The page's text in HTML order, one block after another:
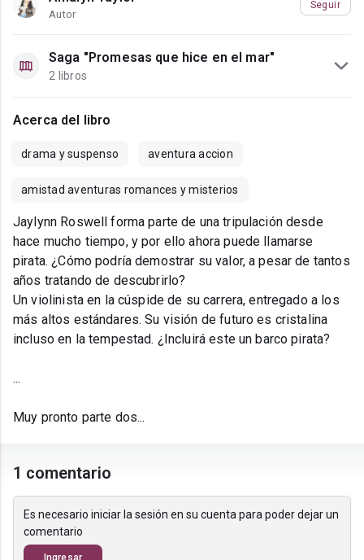
Autor
Seguir
Saga "Promesas que hice en el mar"
2 libros
Acerca del libro
drama y suspenso aventura accion
amistad aventuras romances y misterios
Jaylynn Roswell forma parte de una tripulación desde
hace mucho tiempo, y por ello ahora puede llamarse
pirata. ¿Cómo podría demostrar su valor, a pesar de tantos
años tratando de descubrirlo?
Un violinista en la cúspide de su carrera, entregado a los
más altos estándares. Su visión de futuro es cristalina
incluso en la tempestad. ¿Incluirá este un barco pirata?
...
Muy pronto parte dos...
1 comentario
Es necesario iniciar la sesión en su cuenta para poder dejar un
comentario
Ingresar